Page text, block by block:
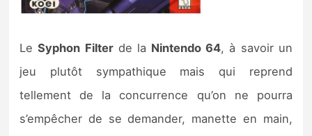
LeSyphon Filterde la Nintendo 64, à savoir un
jeu plutôt sympathique mais qui reprend
tellement de la concurrence qu’on ne pourra
s’empêcher de se demander, manette en main,